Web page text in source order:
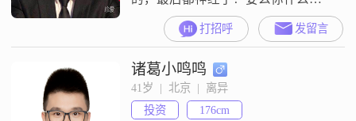
明白，要么你什么都不懂！
打招呼 发留言
诸葛小鸣鸣
41岁  |  北京  |  离异
投资
176cm